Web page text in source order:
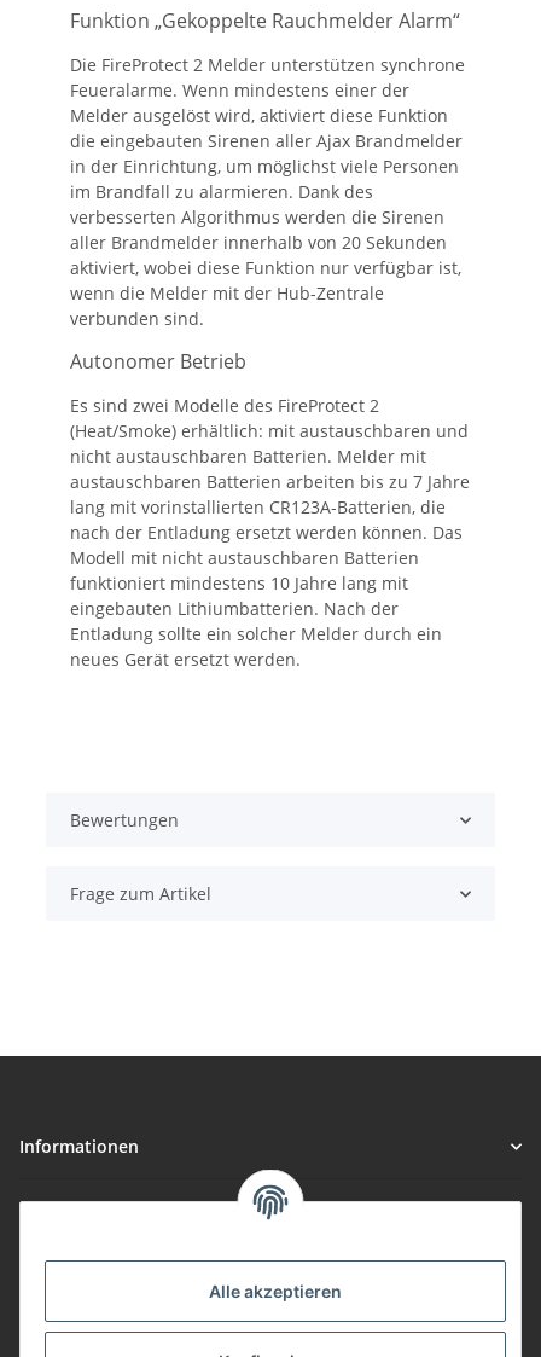
Alle akzeptieren
Funktion „Gekoppelte Rauchmelder Alarm“
Die FireProtect 2 Melder unterstützen synchrone
Feueralarme. Wenn mindestens einer der
Melder ausgelöst wird, aktiviert diese Funktion
die eingebauten Sirenen aller Ajax Brandmelder
in der Einrichtung, um möglichst viele Personen
im Brandfall zu alarmieren. Dank des
verbesserten Algorithmus werden die Sirenen
aller Brandmelder innerhalb von 20 Sekunden
aktiviert, wobei diese Funktion nur verfügbar ist,
wenn die Melder mit der Hub-Zentrale
verbunden sind.
Autonomer Betrieb
Es sind zwei Modelle des FireProtect 2
(Heat/Smoke) erhältlich: mit austauschbaren und
nicht austauschbaren Batterien. Melder mit
austauschbaren Batterien arbeiten bis zu 7 Jahre
lang mit vorinstallierten CR123A-Batterien, die
nach der Entladung ersetzt werden können. Das
Modell mit nicht austauschbaren Batterien
funktioniert mindestens 10 Jahre lang mit
eingebauten Lithiumbatterien. Nach der
Entladung sollte ein solcher Melder durch ein
neues Gerät ersetzt werden.
Bewertungen
Frage zum Artikel
Informationen
Gute Preis/Leistung